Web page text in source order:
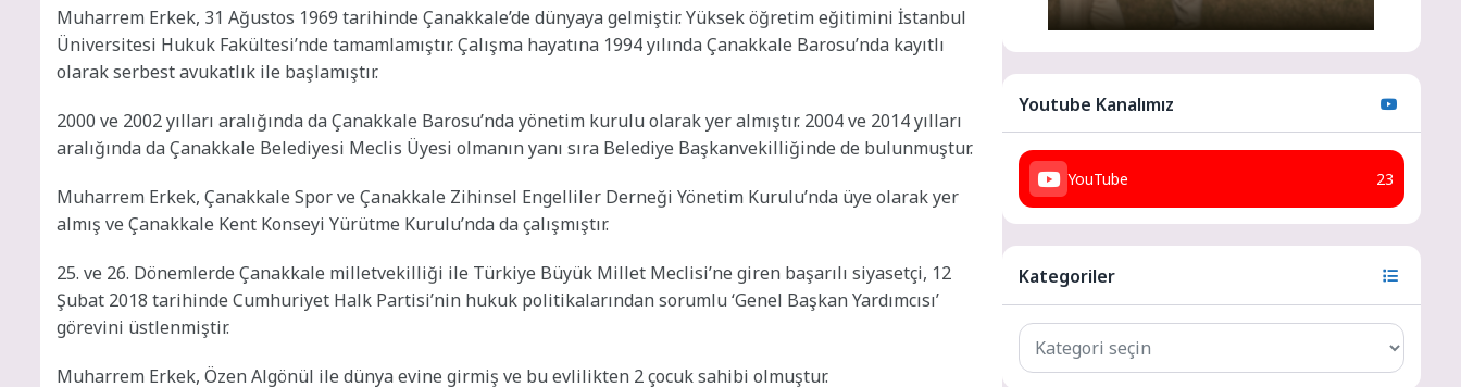
Muharrem Erkek, 31 Ağustos 1969 tarihinde Çanakkale’de dünyaya gelmiştir. Yüksek öğretim eğitimini İstanbul
Üniversitesi Hukuk Fakültesi’nde tamamlamıştır. Çalışma hayatına 1994 yılında Çanakkale Barosu’nda kayıtlı
olarak serbest avukatlık ile başlamıştır.
2000 ve 2002 yılları aralığında da Çanakkale Barosu’nda yönetim kurulu olarak yer almıştır. 2004 ve 2014 yılları
aralığında da Çanakkale Belediyesi Meclis Üyesi olmanın yanı sıra Belediye Başkanvekilliğinde de bulunmuştur.
Muharrem Erkek, Çanakkale Spor ve Çanakkale Zihinsel Engelliler Derneği Yönetim Kurulu’nda üye olarak yer
almış ve Çanakkale Kent Konseyi Yürütme Kurulu’nda da çalışmıştır.
25. ve 26. Dönemlerde Çanakkale milletvekilliği ile Türkiye Büyük Millet Meclisi’ne giren başarılı siyasetçi, 12
Şubat 2018 tarihinde Cumhuriyet Halk Partisi’nin hukuk politikalarından sorumlu ‘Genel Başkan Yardımcısı’
görevini üstlenmiştir.
Muharrem Erkek, Özen Algönül ile dünya evine girmiş ve bu evlilikten 2 çocuk sahibi olmuştur.
Youtube Kanalımız
YouTube 23
Kategoriler